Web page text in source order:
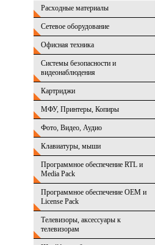
Расходные материалы
Сетевое оборудование
Офисная техника
Системы безопасности и
видеонаблюдения
Картриджи
МФУ, Принтеры, Копиры
Фото, Видео, Аудио
Клавиатуры, мыши
Программное обеспечение RTL и
Media Pack
Программное обеспечение OEM и
License Pack
Телевизоры, аксессуары к
телевизорам